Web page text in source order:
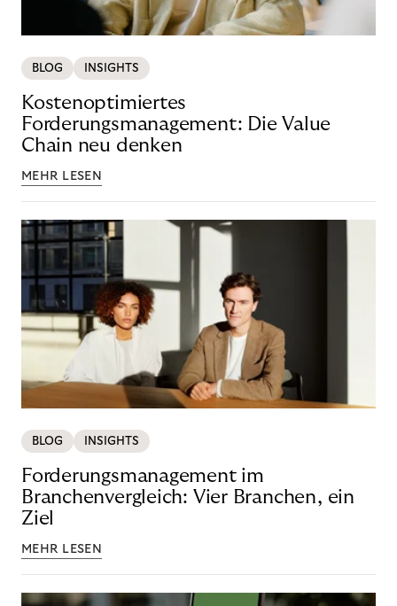
BLOG INSIGHTS
Kostenoptimiertes
Forderungsmanagement: Die Value
Chain neu denken
MEHR LESEN
BLOG INSIGHTS
Forderungsmanagement im
Branchenvergleich: Vier Branchen, ein
Ziel
MEHR LESEN